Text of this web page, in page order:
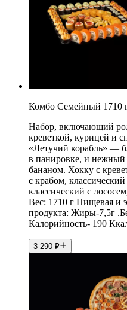
Комбо Семейный 1710
Набор, включающий
креветкой, курицей и
«Летучий корабль» —
в панировке, и нежный
бананом. Хокку с
с крабом,
классический с
Вес: 1710 г Пищевая и
продукта: Жиры-7,5г
Калорийность- 190
3 290 ₽